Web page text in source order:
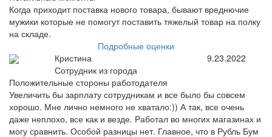
Когда приходит поставка нового товара, бывают вреднючие
мужики которые не помогут поставить тяжелый товар на полку
на складе.
Подробные оценки
Кристина
Сотрудник из города
9.23.2022
Положительные стороны работодателя
Увеличить бы зарплату сотрудникам и все было бы совсем
хорошо. Мне лично немного не хватало:)) А так, все очень
даже неплохо, все как и везде. Работал во многих магазинах и
могу сравнить. Особой разницы нет. Главное, что в Рубль Бум